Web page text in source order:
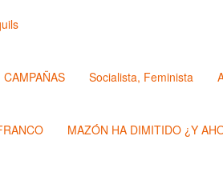
CAMPAÑAS Socialista, Feminista
MAZÓN HA DIMITIDO ¿Y